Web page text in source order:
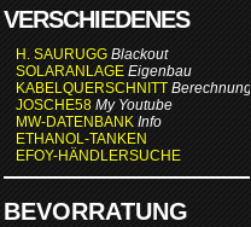
VERSCHIEDENES
H. SAURUGG Blackout
SOLARANLAGE Eigenbau
KABELQUERSCHNITT Berechnung
JOSCHE58 My Youtube
MW-DATENBANK Info
ETHANOL-TANKEN
EFOY-HÄNDLERSUCHE
BEVORRATUNG